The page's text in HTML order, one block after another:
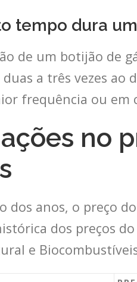
tempo dura
de um botijão de
a três vezes ao
frequência ou em
no
dos anos, o preço
dos preços
e